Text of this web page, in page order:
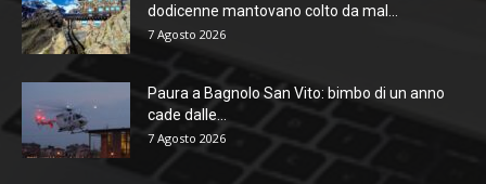
dodicenne mantovano colto da mal...
7 Agosto 2026
Paura a Bagnolo San Vito: bimbo di un anno
cade dalle...
7 Agosto 2026